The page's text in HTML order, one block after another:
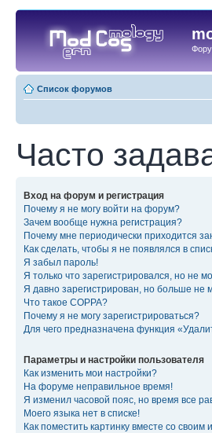
Список форумов
Часто
Вход на форум и регистрация
Почему я не могу войти на форум?
Зачем вообще нужна регистрация?
Почему мне периодически приходится
Как сделать, чтобы я не появлялся в
Я забыл пароль!
Я только что зарегистрировался, но не
Я давно зарегистрирован, но больше не
Что такое COPPA?
Почему я не могу зарегистрироваться?
Для чего предназначена функция
Параметры и настройки пользователя
Как изменить мои настройки?
На форуме неправильное время!
Я изменил часовой пояс, но время все
Моего языка нет в списке!
Как поместить картинку вместе со своим